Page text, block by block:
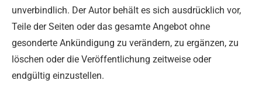
unverbindlich. Der Autor behält es sich ausdrücklich vor,
Teile der Seiten oder das gesamte Angebot ohne
gesonderte Ankündigung zu verändern, zu ergänzen, zu
löschen oder die Veröffentlichung zeitweise oder
endgültig einzustellen.